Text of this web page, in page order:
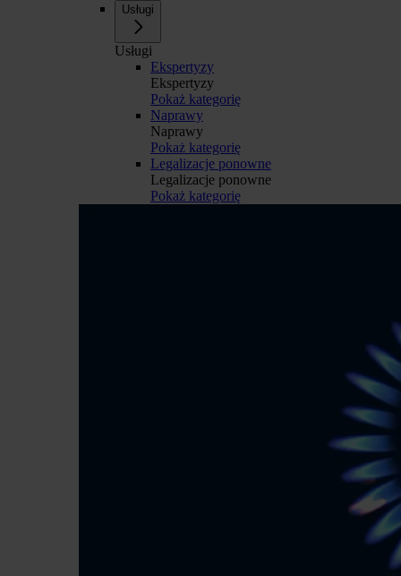
Usługi
Usługi
Ekspertyzy
Ekspertyzy
Pokaż kategorię
Naprawy
Naprawy
Pokaż kategorię
Legalizacje ponowne
Legalizacje ponowne
Pokaż kategorię